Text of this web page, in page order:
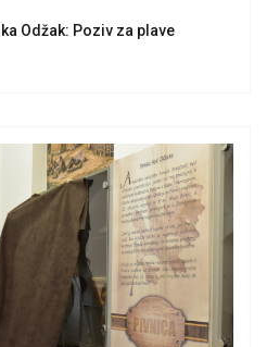
Odžak: Poziv za plave